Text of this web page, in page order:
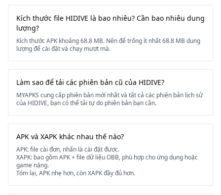
Kích thước file HIDIVE là bao nhiêu? Cần bao nhiêu dung
lượng?
Kích thước APK khoảng 68.8 MB. Nên để trống ít nhất 68.8 MB dung
lượng để cài đặt và chạy mượt mà.
Làm sao để tải các phiên bản cũ của HIDIVE?
MYAPKS cung cấp phiên bản mới nhất và tất cả các phiên bản lịch sử
của HIDIVE, bạn có thể tải tự do phiên bản bạn cần.
APK và XAPK khác nhau thế nào?
APK: file cài đơn, nhấn là cài đặt được.
XAPK: bao gồm APK + file dữ liệu OBB, phù hợp cho ứng dụng hoặc
game nặng.
Tóm lại, APK nhẹ hơn, còn XAPK đầy đủ hơn.